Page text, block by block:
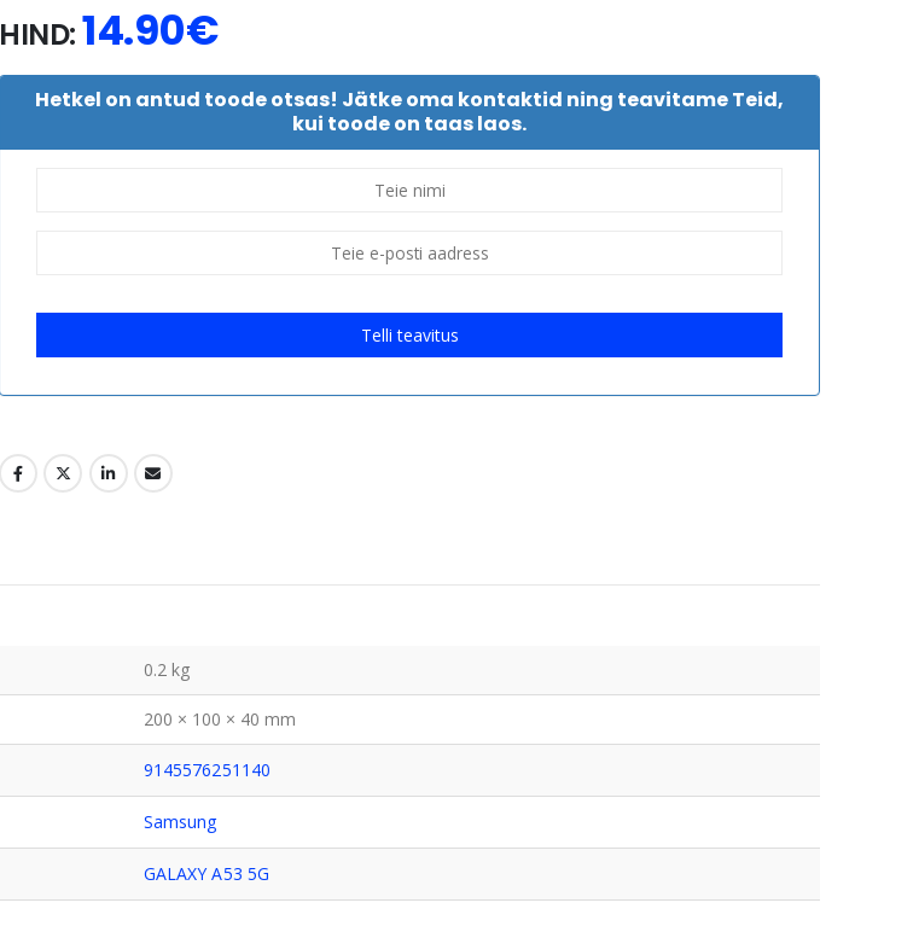
HIND:14.90€
Hetkel on antud toode otsas! Jätke oma kontaktid ning teavitame Teid,
kui toode on taas laos.
Telli teavitus
0.2 kg
200 × 100 × 40 mm
9145576251140
Samsung
GALAXY A53 5G